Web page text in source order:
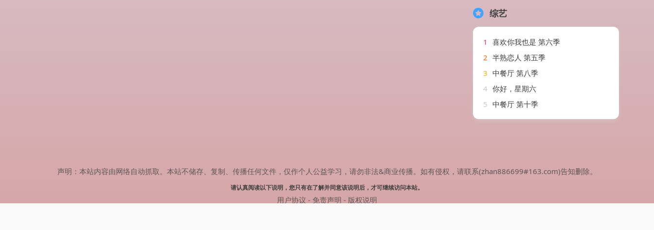
综艺
1
喜欢你我也是 第六季
2 半熟恋人 第五季
3 中餐厅 第八季
4 你好，星期六
5 中餐厅 第十季
声明：本站内容由网络自动抓取。本站不储存、复制、传播任何文件，仅作个人公益学习，请勿非法&商业传播。如有侵权，请联系(zhan886699#163.com)告知删除。
请认真阅读以下说明，您只有在了解并同意该说明后，才可继续访问本站。
用户协议 - 免责声明 - 版权说明